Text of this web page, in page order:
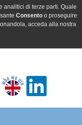
analitici di terze parti. Quale
Consentoo proseguire
acceda alla nostra